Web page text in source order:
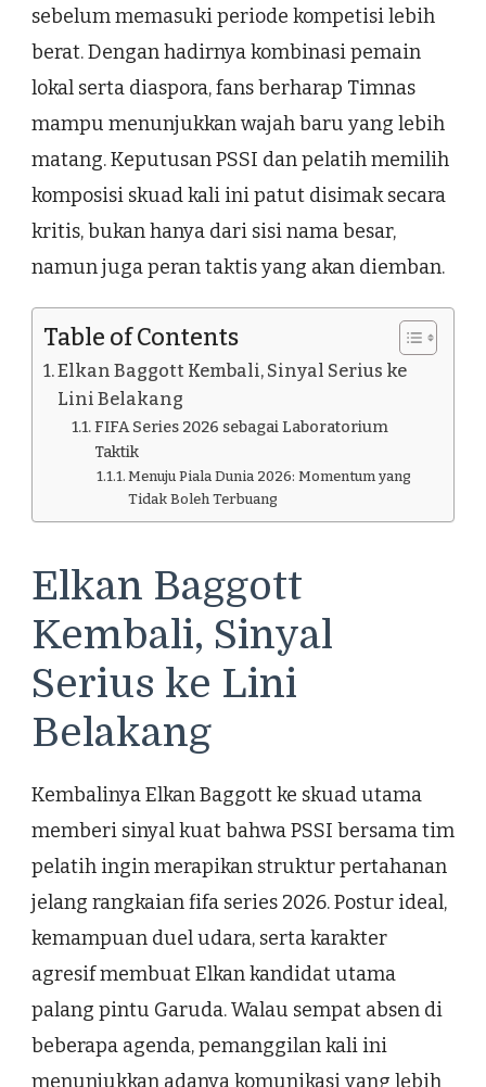
sebelum memasuki periode kompetisi lebih
berat. Dengan hadirnya kombinasi pemain
lokal serta diaspora, fans berharap Timnas
mampu menunjukkan wajah baru yang lebih
matang. Keputusan PSSI dan pelatih memilih
komposisi skuad kali ini patut disimak secara
kritis, bukan hanya dari sisi nama besar,
namun juga peran taktis yang akan diemban.
Table of Contents
Elkan Baggott Kembali, Sinyal Serius ke
Lini Belakang
FIFA Series 2026 sebagai Laboratorium
Taktik
Menuju Piala Dunia 2026: Momentum yang
Tidak Boleh Terbuang
Elkan Baggott
Kembali, Sinyal
Serius ke Lini
Belakang
Kembalinya Elkan Baggott ke skuad utama
memberi sinyal kuat bahwa PSSI bersama tim
pelatih ingin merapikan struktur pertahanan
jelang rangkaian fifa series 2026. Postur ideal,
kemampuan duel udara, serta karakter
agresif membuat Elkan kandidat utama
palang pintu Garuda. Walau sempat absen di
beberapa agenda, pemanggilan kali ini
menunjukkan adanya komunikasi yang lebih